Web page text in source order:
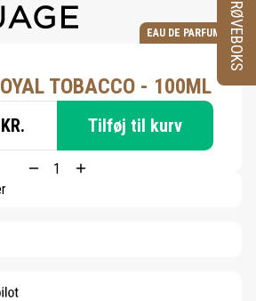
EAU DE PARFUM
TOBACCO - 100ML
Tilføj til kurv
PRØVEBOKS